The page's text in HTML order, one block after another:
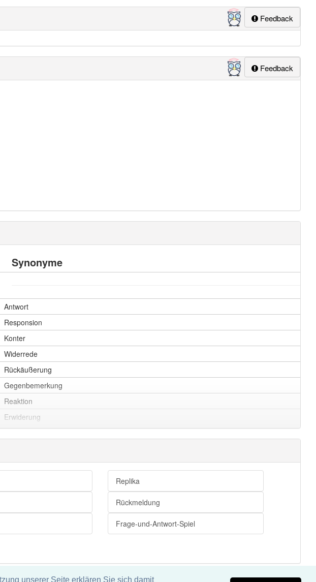
unserer Seite erklären Sie sich damit
Feedback
Feedback
Synonyme
Antwort
Responsion
Konter
Widerrede
Rückäußerung
Gegenbemerkung
Reaktion
Erwiderung
Replik
Replika
Rückmeldung
Frage-und-Antwort-Spiel